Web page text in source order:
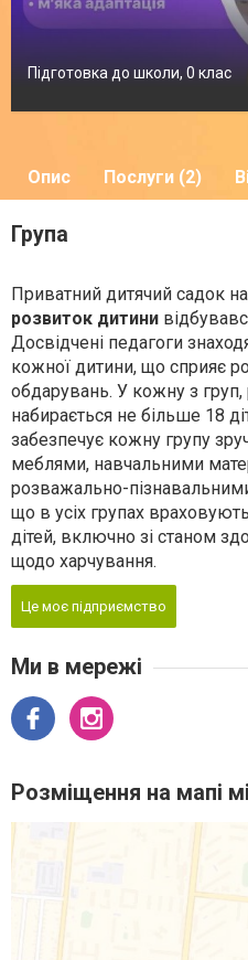
Підготовка до школи, 0 клас
Опис Послуги (2)
Група
Приватний дитячий садок
розвиток дитини
Досвідчені педагоги
кожної дитини, що сприяє
обдарувань. У кожну з груп,
набирається не більше 18
забезпечує кожну групу
меблями, навчальними
розважально-
що в усіх групах
дітей, включно зі станом
щодо харчування.
Це моє підприємство
Ми в мережі
Розміщення на мапі